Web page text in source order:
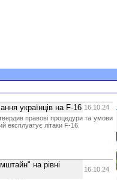
українців на F-16 16.10.24
правові процедури та умови
експлуатує літаки F-16.
на рівні
16.10.24